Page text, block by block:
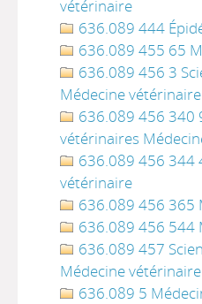
vétérinaire
636.089 444
636.089 455 65
636.089 456 3
Médecine vétérinaire
636.089 456 340
vétérinaires
636.089 456 344
vétérinaire
636.089 456 365
636.089 456 544
636.089 457
Médecine vétérinaire
636.089 5